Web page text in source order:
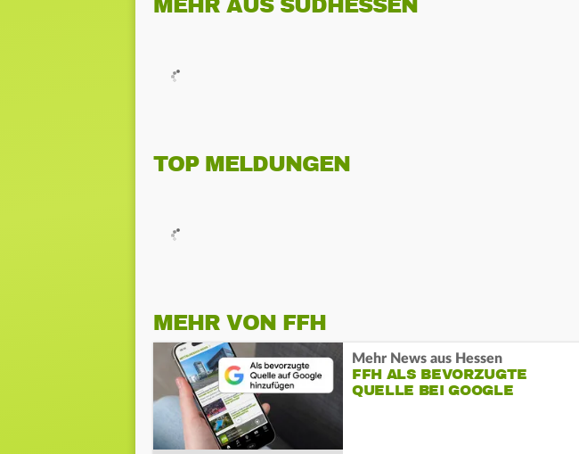
MEHR AUS SÜDHESSEN
TOP MELDUNGEN
MEHR VON FFH
Mehr News aus Hessen
FFH ALS BEVORZUGTE
QUELLE BEI GOOGLE